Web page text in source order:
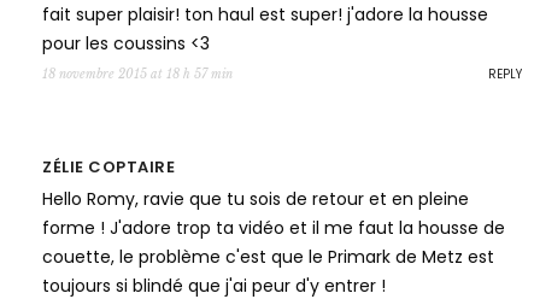
fait super plaisir! ton haul est super! j'adore la housse
pour les coussins <3
18 novembre 2015 at 18 h 57 min REPLY
ZÉLIE COPTAIRE
Hello Romy, ravie que tu sois de retour et en pleine
forme ! J'adore trop ta vidéo et il me faut la housse de
couette, le problème c'est que le Primark de Metz est
toujours si blindé que j'ai peur d'y entrer !